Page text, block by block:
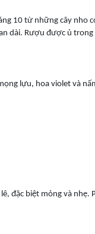
10 từ những cây
dài. Rượu được ủ trong
lựu, hoa violet và
đặc biệt mỏng và nhẹ.